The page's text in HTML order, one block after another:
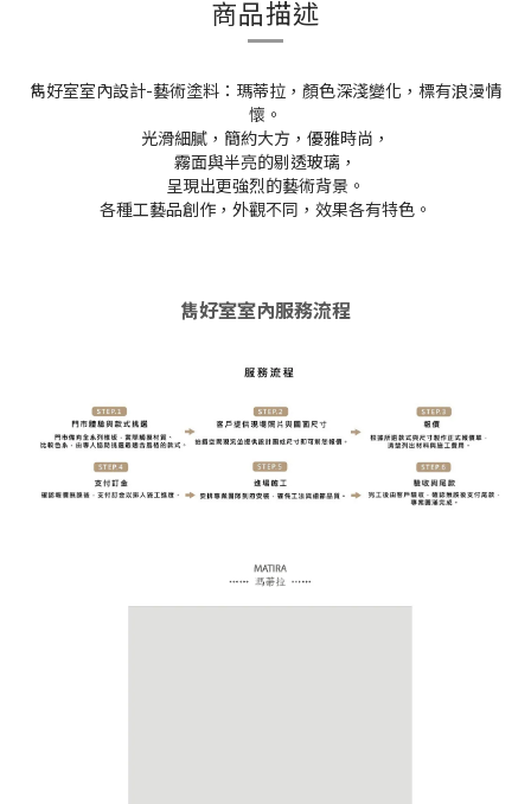
商品描述
雋好室室內設計-藝術塗料：瑪蒂拉，顏色深淺變化，標有浪漫情
懷。
光滑細膩，簡約大方，優雅時尚，
霧面與半亮的剔透玻璃，
呈現出更強烈的藝術背景。
各種工藝品創作，外觀不同，效果各有特色。
雋好室室內服務流程